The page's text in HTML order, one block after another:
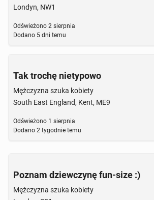
Londyn, NW1
Odświeżono 2 sierpnia
Dodano 5 dni temu
Tak trochę nietypowo
Mężczyzna szuka kobiety
South East England, Kent, ME9
Odświeżono 1 sierpnia
Dodano 2 tygodnie temu
Poznam dziewczynę fun-size :)
Mężczyzna szuka kobiety